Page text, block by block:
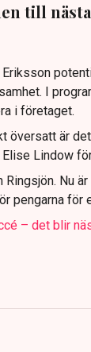
till
I
i företaget.
översatt är
Lindow
Nu
pengarna
– det blir